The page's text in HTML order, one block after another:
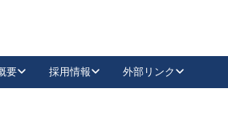
要 採用情報 外部リンク